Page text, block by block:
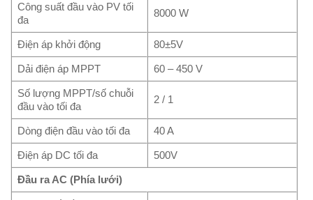
Công suất đầu vào PV tối
đa
8000 W
Điện áp khởi động 80±5V
Dải điện áp MPPT 60 – 450 V
Số lượng MPPT/số chuỗi
đầu vào tối đa
2 / 1
Dòng điện đầu vào tối đa 40 A
Điện áp DC tối đa 500V
Đầu ra AC (Phía lưới)